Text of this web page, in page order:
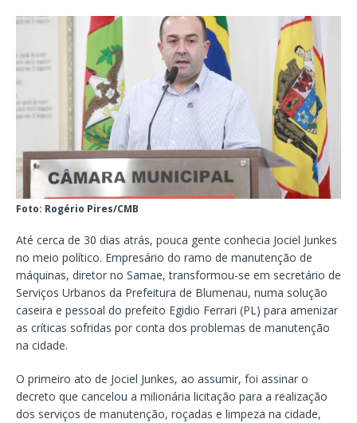
Foto: Rogério Pires/CMB
Até cerca de 30 dias atrás, pouca gente conhecia Jociel Junkes
no meio político. Empresário do ramo de manutenção de
máquinas, diretor no Samae, transformou-se em secretário de
Serviços Urbanos da Prefeitura de Blumenau, numa solução
caseira e pessoal do prefeito Egidio Ferrari (PL) para amenizar
as críticas sofridas por conta dos problemas de manutenção
na cidade.
O primeiro ato de Jociel Junkes, ao assumir, foi assinar o
decreto que cancelou a milionária licitação para a realização
dos serviços de manutenção, roçadas e limpeza na cidade,